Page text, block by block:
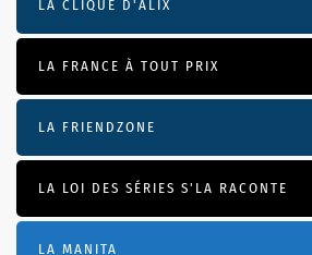
LA CLIQUE D'ALIX
LA FRANCE À TOUT PRIX
LA FRIENDZONE
LA LOI DES SÉRIES S'LA RACONTE
LA MANITA